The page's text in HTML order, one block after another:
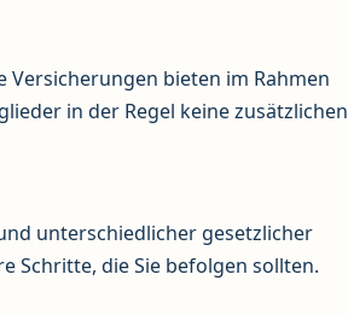
Versicherungen bieten im Rahmen
in der Regel keine zusätzlichen
unterschiedlicher gesetzlicher
Schritte, die Sie befolgen sollten.